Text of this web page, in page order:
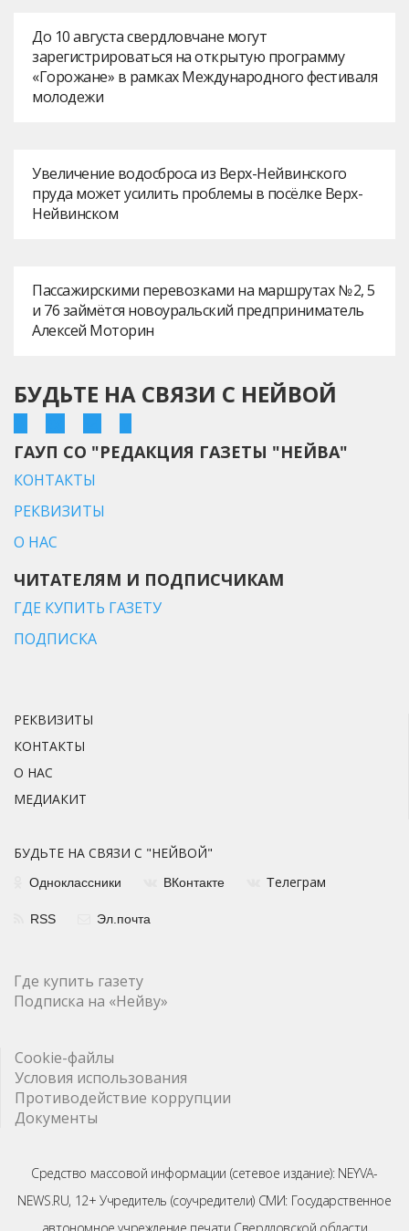
До 10 августа свердловчане могут
зарегистрироваться на открытую программу
«Горожане» в рамках Международного фестиваля
молодежи
Увеличение водосброса из Верх-Нейвинского
пруда может усилить проблемы в посёлке Верх-
Нейвинском
Пассажирскими перевозками на маршрутах № 2, 5
и 76 займётся новоуральский предприниматель
Алексей Моторин
БУДЬТЕ НА СВЯЗИ С НЕЙВОЙ
ГАУП СО "РЕДАКЦИЯ ГАЗЕТЫ "НЕЙВА"
КОНТАКТЫ
РЕКВИЗИТЫ
О НАС
ЧИТАТЕЛЯМ И ПОДПИСЧИКАМ
ГДЕ КУПИТЬ ГАЗЕТУ
ПОДПИСКА
РЕКВИЗИТЫ
КОНТАКТЫ
О НАС
МЕДИАКИТ
БУДЬТЕ НА СВЯЗИ С "НЕЙВОЙ"
Одноклассники ВКонтакте Телеграм
RSS Эл.почта
Где купить газету
Подписка на «Нейву»
Cookie-файлы
Условия использования
Противодействие коррупции
Документы
Средство массовой информации (сетевое издание): NEYVA-
NEWS.RU, 12+ Учредитель (соучредители) СМИ: Государственное